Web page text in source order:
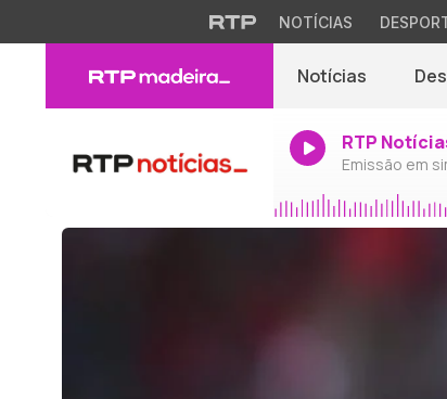
NOTÍCIAS
Notícias
RTP
Emissão em